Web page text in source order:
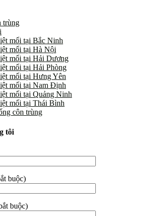
trùng
mối tại Bắc Ninh
mối tại Hà Nội
mối tại Hải Dương
mối tại Hải Phòng
mối tại Hưng Yên
mối tại Nam Định
mối tại Quảng Ninh
mối tại Thái Bình
côn trùng
tôi
buộc)
buộc)